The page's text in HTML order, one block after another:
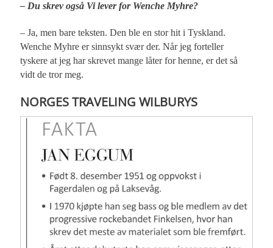
– Du skrev også Vi lever for Wenche Myhre?
– Ja, men bare teksten. Den ble en stor hit i Tyskland.
Wenche Myhre er sinnsykt svær der. Når jeg forteller
tyskere at jeg har skrevet mange låter for henne, er det så
vidt de tror meg.
NORGES TRAVELING WILBURYS